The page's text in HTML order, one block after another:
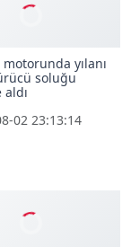
motorunda yılanı
soluğu
02 23:13:14